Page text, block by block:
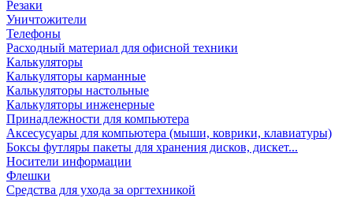
Резаки
Уничтожители
Телефоны
Расходный материал для офисной техники
Калькуляторы
Калькуляторы карманные
Калькуляторы настольные
Калькуляторы инженерные
Принадлежности для компьютера
Аксесусуары для компьютера (мыши, коврики, клавиатуры)
Боксы футляры пакеты для хранения дисков, дискет...
Носители информации
Флешки
Средства для ухода за оргтехникой